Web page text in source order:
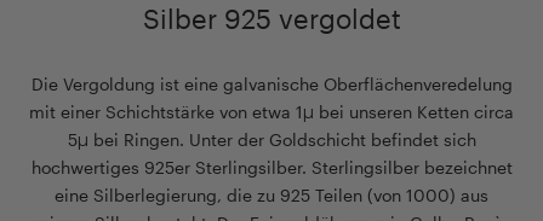
Silber 925 vergoldet
Die Vergoldung ist eine galvanische Oberflächenveredelung
mit einer Schichtstärke von etwa 1µ bei unseren Ketten circa
5µ bei Ringen. Unter der Goldschicht befindet sich
hochwertiges 925er Sterlingsilber. Sterlingsilber bezeichnet
eine Silberlegierung, die zu 925 Teilen (von 1000) aus